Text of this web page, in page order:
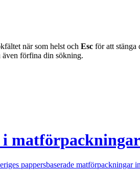
när som helst och Esc för att stänga
förfina din sökning.
i
pappersbaserade matförpackningar